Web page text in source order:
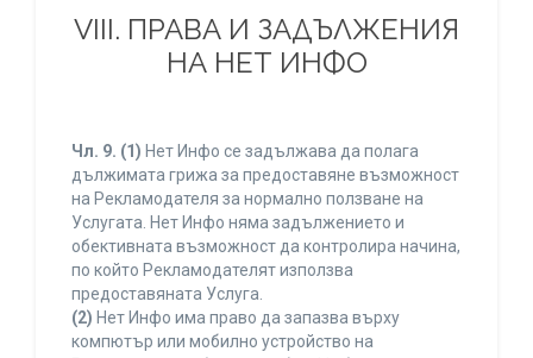
VIII. ПРАВА И ЗАДЪЛЖЕНИЯ
НА НЕТ ИНФО
Чл. 9. (1) Нет Инфо се задължава да полага
дължимата грижа за предоставяне възможност
на Рекламодателя за нормално ползване на
Услугата. Нет Инфо няма задължението и
обективната възможност да контролира начина,
по който Рекламодателят използва
предоставяната Услуга.
(2) Нет Инфо има право да запазва върху
компютър или мобилно устройство на